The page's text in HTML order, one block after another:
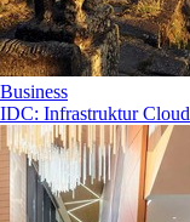
Business
IDC: Infrastruktur